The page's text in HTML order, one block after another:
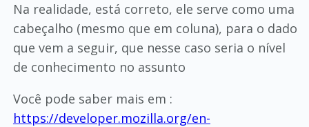
Na realidade, está correto, ele serve como uma
cabeçalho (mesmo que em coluna), para o dado
que vem a seguir, que nesse caso seria o nível
de conhecimento no assunto
Você pode saber mais em :
https://developer.mozilla.org/en-